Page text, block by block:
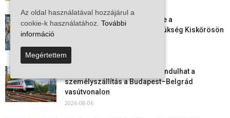
Aktuális állásajánlatok: ezekre a
munkavállalókra van most szükség Kiskőrösön
Vitézy Dávid: már ősszel újraindulhat a
személyszállítás a Budapest–Belgrád
vasútvonalon
2026-08-06
Az oldal használatával hozzájárul a
cookie-k használatához. További
információ
Megértettem